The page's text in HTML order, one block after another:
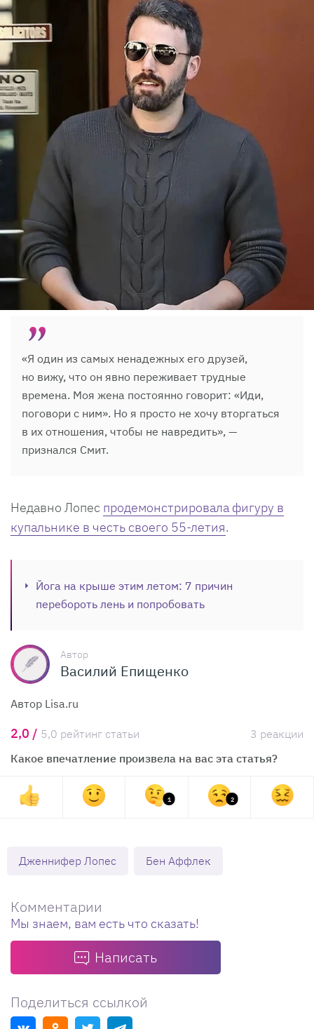
«Я один из самых ненадежных его друзей,
но вижу, что он явно переживает трудные
времена. Моя жена постоянно говорит: «Иди,
поговори с ним». Но я просто не хочу вторгаться
в их отношения, чтобы не навредить», —
признался Смит.
Недавно Лопес продемонстрировала фигуру в
купальнике в честь своего 55-летия.
Йога на крыше этим летом: 7 причин
перебороть лень и попробовать
Автор
Василий Епищенко
Автор Lisa.ru
2,0 / 5,0 рейтинг статьи
3 реакции
Какое впечатление произвела на вас эта статья?
1 2
Дженнифер Лопес Бен Аффлек
Комментарии
Мы знаем, вам есть что сказать!
Написать
Поделиться ссылкой